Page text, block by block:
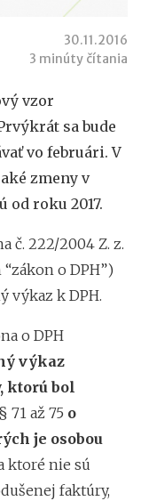
30.11.2016
3 minúty čítania
vzor
sa bude
vo februári. V
zmeny v
roku 2017.
č. 222/2004 Z. z.
o DPH”)
výkaz k DPH.
o DPH
výkaz
ktorú bol
71 až 75 o
je osobou
ktoré nie sú
faktúry,